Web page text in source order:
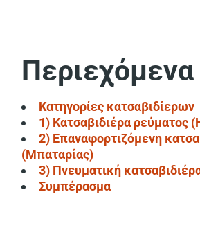
Περιεχόμενα
Κατηγορίες κατσαβιδίερων
1) Κατσαβιδιέρα ρεύματος
2) Επαναφορτιζόμενη
(Μπαταρίας)
3) Πνευματική
Συμπέρασμα